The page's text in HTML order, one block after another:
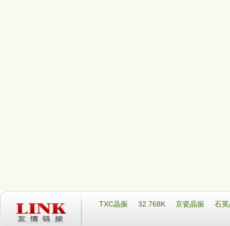
TXC晶振 32.768K 京瓷晶振 石